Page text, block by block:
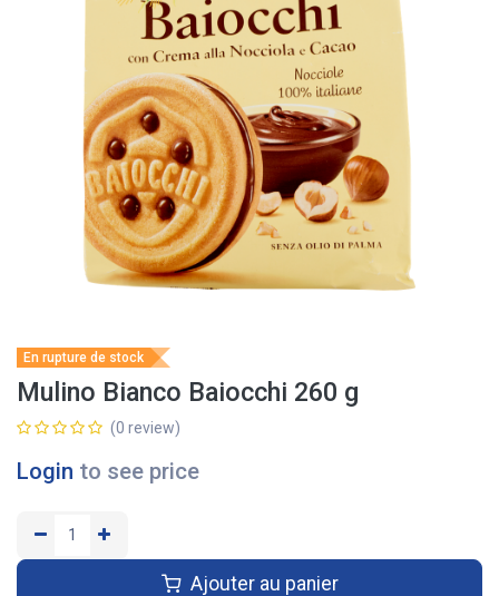
En rupture de stock
Mulino Bianco Baiocchi 260 g
(0 review)
Login to see price
Ajouter au panier